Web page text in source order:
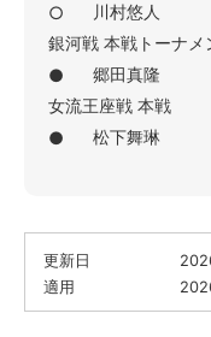
○
川村悠人
銀河戦 本戦トーナメ
●
郷田真隆
女流王座戦 本戦
●
松下舞琳
更新日
適用